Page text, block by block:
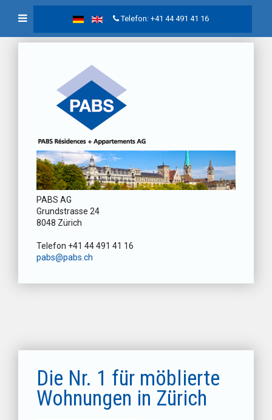
Telefon: +41 44 491 41 16
PABS AG
Grundstrasse 24
8048 Zürich
Telefon +41 44 491 41 16
pabs@pabs.ch
Die Nr. 1 für möblierte
Wohnungen in Zürich